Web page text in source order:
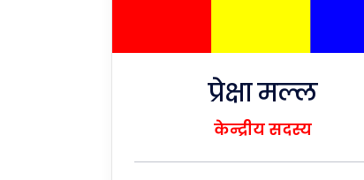
प्रेक्षा मल्ल
केन्द्रीय सदस्य